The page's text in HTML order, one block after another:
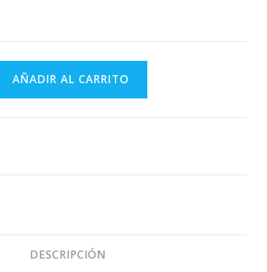
AÑADIR AL CARRITO
DESCRIPCIÓN